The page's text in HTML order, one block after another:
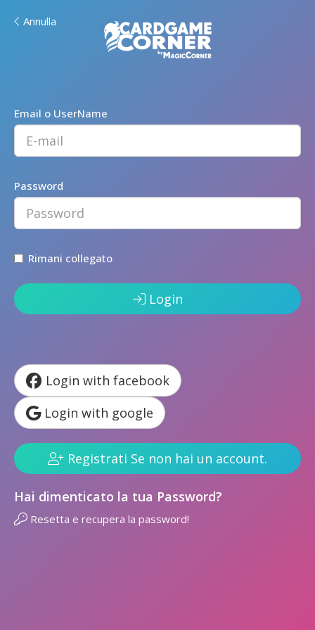
Annulla
Email o UserName
Password
Rimani collegato
Login
Login with facebook
Login with google
Registrati Se non hai un account.
Hai dimenticato la tua Password?
Resetta e recupera la password!